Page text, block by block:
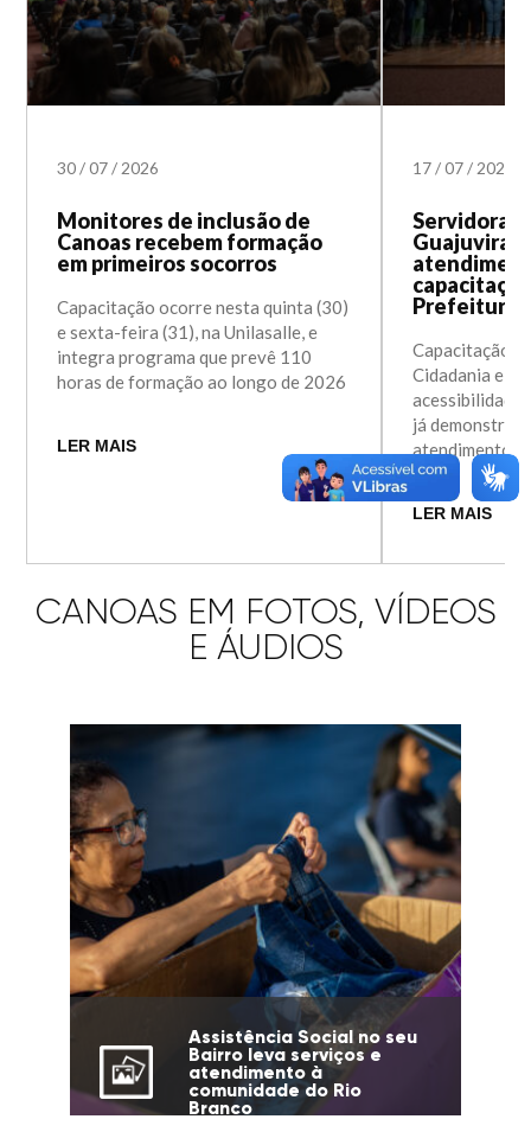
30/07/2026
Monitores de inclusão de
Canoas recebem formação
em primeiros socorros
Capacitação ocorre nesta quinta (30)
e sexta-feira (31), na Unilasalle, e
integra programa que prevê 110
horas de formação ao longo de 2026
LER MAIS
17/07/2026
Servidoras
Guajuviras
Prefeitura
Capacitação
Cidadania e
acessibilidade
já demonstra
atendimento à
LER MAIS
CANOAS EM FOTOS, VÍDEOS
E ÁUDIOS
Assistência Social no seu
Bairro leva serviços e
atendimento à
comunidade do Rio
Branco